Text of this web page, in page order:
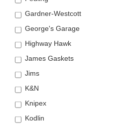
Gardner-Westcott
George's Garage
Highway Hawk
James Gaskets
Jims
K&N
Knipex
Kodlin